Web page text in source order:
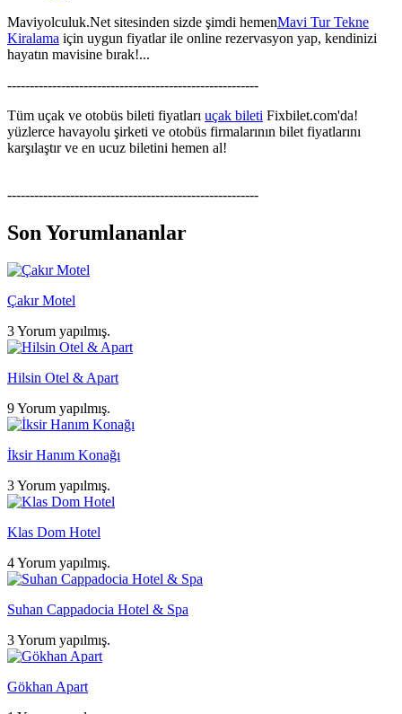
Maviyolculuk.Net sitesinden sizde şimdi hemenMavi Tur Tekne
Kiralama için uygun fiyatlar ile online rezervasyon yap, kendinizi
hayatın mavisine bırak!...
--------------------------------------------------------
Tüm uçak ve otobüs bileti fiyatları uçak bileti Fixbilet.com'da!
yüzlerce havayolu şirketi ve otobüs firmalarının bilet fiyatlarını
karşılaştır ve en ucuz biletini hemen al!
--------------------------------------------------------
Son Yorumlananlar
Çakır Motel
3 Yorum yapılmış.
Hilsin Otel & Apart
9 Yorum yapılmış.
İksir Hanım Konağı
3 Yorum yapılmış.
Klas Dom Hotel
4 Yorum yapılmış.
Suhan Cappadocia Hotel & Spa
3 Yorum yapılmış.
Gökhan Apart